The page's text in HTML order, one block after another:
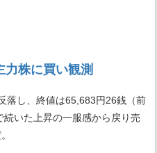
株に買い観測
落し、終値は65,683円26銭（前
いた上昇の一服感から戻り売